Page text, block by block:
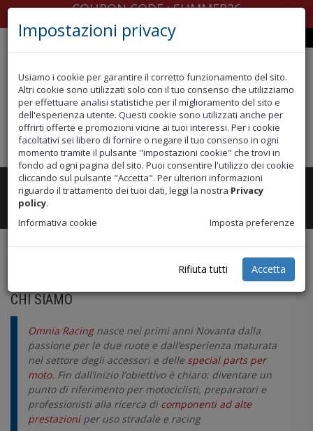
COUPON CODE : SUMMER26
EUR
Toggle
CATEGORIE
CHI SIAMO
Omnia Racingnasce nei primi anni Novanta dalla
passione per le due ruote e dall’esperienza maturata
nel settore degli accessori e delle special parts per
moto. Fin dall’inizio l’obiettivo è chiaro: diventare un
punto di riferimento per motociclisti, preparatori e
professionisti alla ricerca di componenti ad alte
prestazioniper uso stradale e racing
Impostazioni privacy
Usiamo i cookie per garantire il corretto funzionamento del sito.
Altri cookie sono utilizzati solo con il tuo consenso che utilizziamo
per effettuare analisi statistiche per il miglioramento del sito e
dell'esperienza utente. Questi cookie sono utilizzati anche per
offrirti offerte e promozioni vicine ai tuoi interessi. Per i cookie
facoltativi sei libero di fornire o negare il tuo consenso in ogni
momento tramite il pulsante "impostazioni cookie" che trovi in
fondo ad ogni pagina del sito. Puoi consentire l'utilizzo dei cookie
cliccando sul pulsante "Accetta". Per ulteriori informazioni
riguardo il trattamento dei tuoi dati, leggi la nostra Privacy
policy.
Informativa cookie
Imposta preferenze
Rifiuta tutti Accetta